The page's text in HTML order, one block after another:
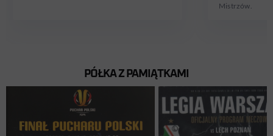
Mistrzów.
PÓŁKA Z PAMIĄTKAMI